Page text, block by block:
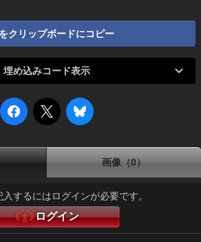
クリップボードにコピー
埋め込みコード表示
画像（0）
するにはログインが必要です。
ログイン